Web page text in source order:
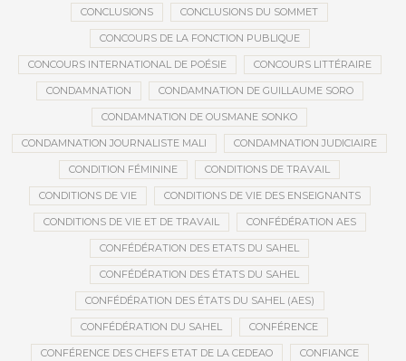
CONCLUSIONS CONCLUSIONS DU SOMMET
CONCOURS DE LA FONCTION PUBLIQUE
CONCOURS INTERNATIONAL DE POÉSIE CONCOURS LITTÉRAIRE
CONDAMNATION CONDAMNATION DE GUILLAUME SORO
CONDAMNATION DE OUSMANE SONKO
CONDAMNATION JOURNALISTE MALI CONDAMNATION JUDICIAIRE
CONDITION FÉMININE CONDITIONS DE TRAVAIL
CONDITIONS DE VIE CONDITIONS DE VIE DES ENSEIGNANTS
CONDITIONS DE VIE ET DE TRAVAIL CONFÉDÉRATION AES
CONFÉDÉRATION DES ETATS DU SAHEL
CONFÉDÉRATION DES ÉTATS DU SAHEL
CONFÉDÉRATION DES ÉTATS DU SAHEL (AES)
CONFÉDÉRATION DU SAHEL CONFÉRENCE
CONFÉRENCE DES CHEFS ETAT DE LA CEDEAO CONFIANCE